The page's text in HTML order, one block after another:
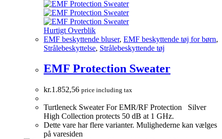
Hurtigt Overblik
EMF beskyttende bluser, EMF beskyttende tøj for børn,
Strålebeskyttelse, Strålebeskyttende tøj
EMF Protection Sweater
kr.1.852,56 price including tax
Turtleneck Sweater For EMR/RF Protection Silver
High Collection protects 50 dB at 1 GHz.
Dette vare har flere varianter. Mulighederne kan vælges
på varesiden